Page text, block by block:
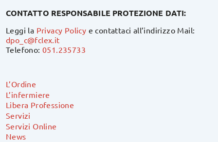
CONTATTO RESPONSABILE PROTEZIONE DATI:
Leggi la Privacy Policy e contattaci all’indirizzo Mail:
dpo_c@fclex.it
Telefono:051.235733
L’Ordine
L’infermiere
Libera Professione
Servizi
Servizi Online
News